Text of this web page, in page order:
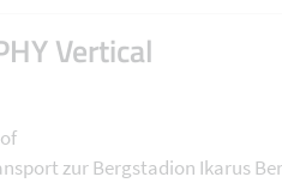
Vertical
zur Bergstadion Ikarus